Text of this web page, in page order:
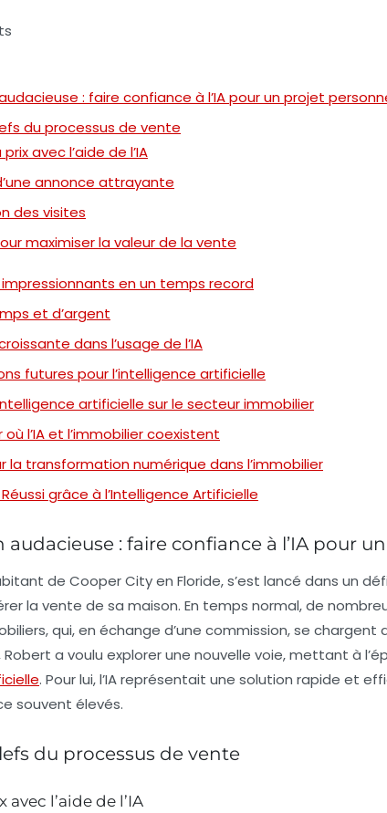
: faire confiance à l’IA pour un projet
du processus de vente
avec l’aide de l’IA
annonce attrayante
des visites
maximiser la valeur de la vente
en un temps record
et d’argent
dans l’usage de l’IA
futures pour l’intelligence artificielle
artificielle sur le secteur immobilier
où l’IA et l’immobilier coexistent
la transformation numérique dans l’immobilier
grâce à l’Intelligence Artificielle
audacieuse : faire confiance à l’IA pour
de Cooper City en Floride, s’est lancé dans un
la vente de sa maison. En temps normal, de
, qui, en échange d’une commission, se
a voulu explorer une nouvelle voie, mettant à
. Pour lui, l’IA représentait une solution rapide et
souvent élevés.
du processus de vente
l’aide de l’IA